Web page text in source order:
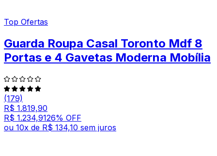
Top Ofertas
Guarda Roupa Casal Toronto Mdf 8
Portas e 4 Gavetas Moderna Mobília
(179)
R$ 1.819,90
R$ 1.234,9126% OFF
ou 10x de R$ 134,10 sem juros